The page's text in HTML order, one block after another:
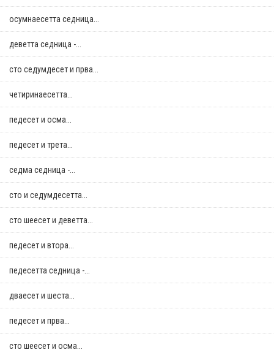
осумнaесетта седница...
деветта седница -...
сто седумдесет и прва...
четиринаесетта...
педесет и осма...
педесет и трета...
седма седница -...
сто и седумдесетта...
сто шеесет и деветта...
педесет и втора...
педесетта седница -...
дваесет и шеста...
педесет и прва...
сто шеесет и осма...